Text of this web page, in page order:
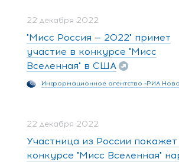
22 декабря 2022
"Мисс Россия — 2022" примет
участие в конкурсе "Мисс
Вселенная" в США
Информационное агентство «РИА
22 декабря 2022
Участница из России покажет
конкурсе "Мисс Вселенная"